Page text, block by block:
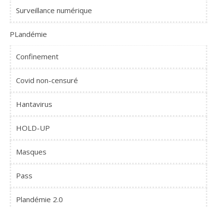
Surveillance numérique
PLandémie
Confinement
Covid non-censuré
Hantavirus
HOLD-UP
Masques
Pass
Plandémie 2.0